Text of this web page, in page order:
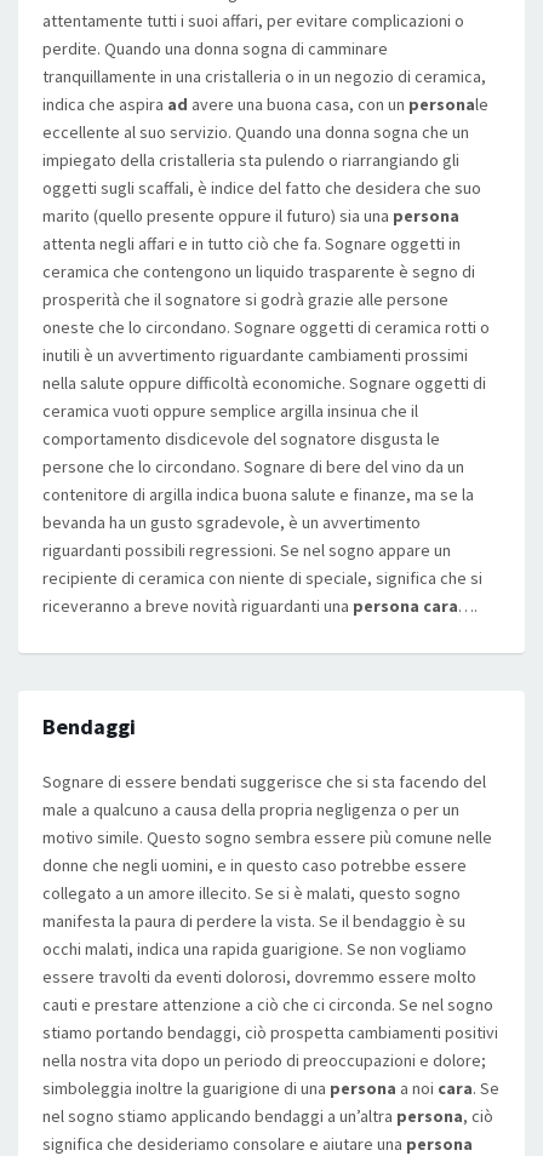
attentamente tutti i suoi affari, per evitare complicazioni o
perdite. Quando una donna sogna di camminare
tranquillamente in una cristalleria o in un negozio di ceramica,
indica che aspira ad avere una buona casa, con un personale
eccellente al suo servizio. Quando una donna sogna che un
impiegato della cristalleria sta pulendo o riarrangiando gli
oggetti sugli scaffali, è indice del fatto che desidera che suo
marito (quello presente oppure il futuro) sia una persona
attenta negli affari e in tutto ciò che fa. Sognare oggetti in
ceramica che contengono un liquido trasparente è segno di
prosperità che il sognatore si godrà grazie alle persone
oneste che lo circondano. Sognare oggetti di ceramica rotti o
inutili è un avvertimento riguardante cambiamenti prossimi
nella salute oppure difficoltà economiche. Sognare oggetti di
ceramica vuoti oppure semplice argilla insinua che il
comportamento disdicevole del sognatore disgusta le
persone che lo circondano. Sognare di bere del vino da un
contenitore di argilla indica buona salute e finanze, ma se la
bevanda ha un gusto sgradevole, è un avvertimento
riguardanti possibili regressioni. Se nel sogno appare un
recipiente di ceramica con niente di speciale, significa che si
riceveranno a breve novità riguardanti una persona cara….
Bendaggi
Sognare di essere bendati suggerisce che si sta facendo del
male a qualcuno a causa della propria negligenza o per un
motivo simile. Questo sogno sembra essere più comune nelle
donne che negli uomini, e in questo caso potrebbe essere
collegato a un amore illecito. Se si è malati, questo sogno
manifesta la paura di perdere la vista. Se il bendaggio è su
occhi malati, indica una rapida guarigione. Se non vogliamo
essere travolti da eventi dolorosi, dovremmo essere molto
cauti e prestare attenzione a ciò che ci circonda. Se nel sogno
stiamo portando bendaggi, ciò prospetta cambiamenti positivi
nella nostra vita dopo un periodo di preoccupazioni e dolore;
simboleggia inoltre la guarigione di una persona a noi cara. Se
nel sogno stiamo applicando bendaggi a un’altra persona, ciò
significa che desideriamo consolare e aiutare una persona